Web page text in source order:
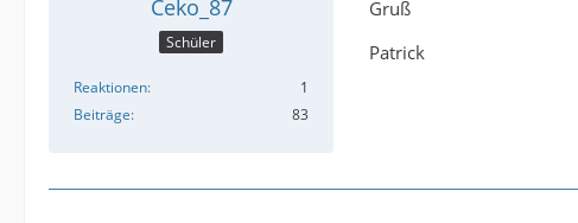
Ceko_87
Schüler
Reaktionen
1
Beiträge
83
Gruß
Patrick